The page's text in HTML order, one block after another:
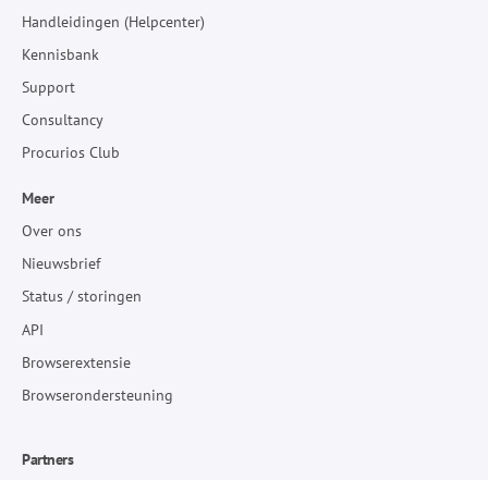
Handleidingen (Helpcenter)
Kennisbank
Support
Consultancy
Procurios Club
Meer
Over ons
Nieuwsbrief
Status / storingen
API
Browserextensie
Browserondersteuning
Partners